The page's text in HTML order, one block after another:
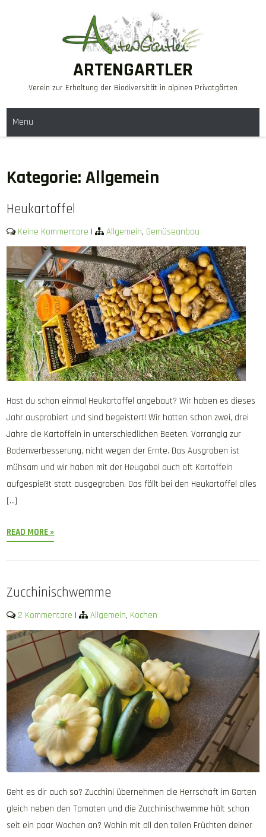
ARTENGARTLER
Verein zur Erhaltung der Biodiversität in alpinen Privatgärten
Menu
Kategorie:Allgemein
Heukartoffel
Keine Kommentare | Allgemein, Gemüseanbau
Hast du schon einmal Heukartoffel angebaut? Wir haben es dieses
Jahr ausprobiert und sind begeistert! Wir hatten schon zwei, drei
Jahre die Kartoffeln in unterschiedlichen Beeten. Vorrangig zur
Bodenverbesserung, nicht wegen der Ernte. Das Ausgraben ist
mühsam und wir haben mit der Heugabel auch oft Kartoffeln
aufgespießt statt ausgegraben. Das fällt bei den Heukartoffel alles
[…]
READ MORE »
Zucchinischwemme
2 Kommentare | Allgemein, Kochen
Geht es dir auch so? Zucchini übernehmen die Herrschaft im Garten
gleich neben den Tomaten und die Zucchinischwemme hält schon
seit ein paar Wochen an? Wohin mit all den tollen Früchten deiner